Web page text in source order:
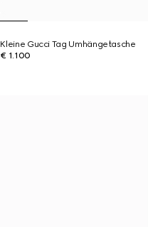
Kleine Gucci Tag Umhängetasche
€ 1.100